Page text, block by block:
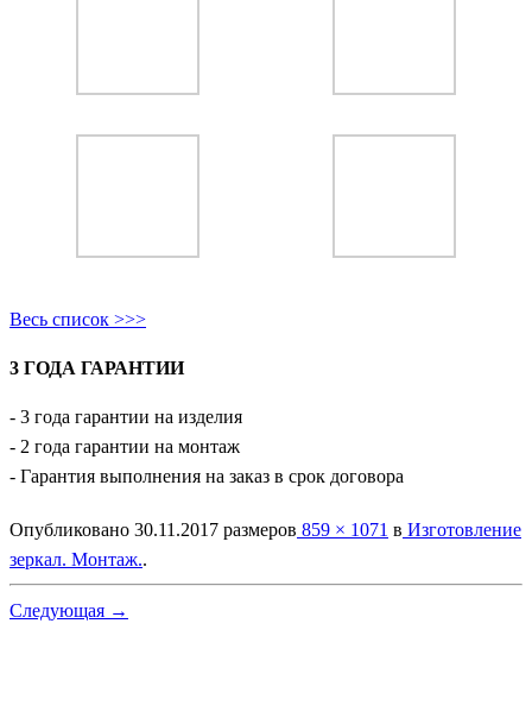
Весь список >>>
3 ГОДА ГАРАНТИИ
- 3 года гарантии на изделия
- 2 года гарантии на монтаж
- Гарантия выполнения на заказ в срок договора
Опубликовано 30.11.2017 размеров 859 × 1071 в Изготовление
зеркал. Монтаж..
Следующая →